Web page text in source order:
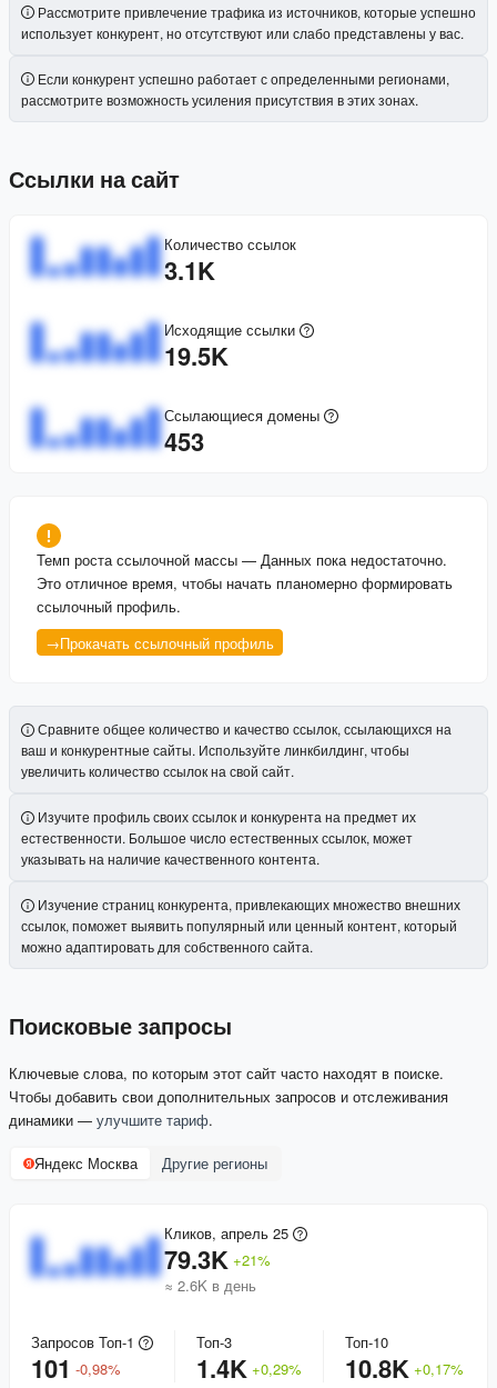
Рассмотрите привлечение трафика из источников, которые успешно
использует конкурент, но отсутствуют или слабо представлены у вас.
Если конкурент успешно работает с определенными регионами,
рассмотрите возможность усиления присутствия в этих зонах.
Ссылки на сайт
Количество ссылок
3.1K
Исходящие ссылки
19.5K
Ссылающиеся домены
453
Темп роста ссылочной массы — Данных пока недостаточно.
Это отличное время, чтобы начать планомерно формировать
ссылочный профиль.
→Прокачать ссылочный профиль
Сравните общее количество и качество ссылок, ссылающихся на
ваш и конкурентные сайты. Используйте линкбилдинг, чтобы
увеличить количество ссылок на свой сайт.
Изучите профиль своих ссылок и конкурента на предмет их
естественности. Большое число естественных ссылок, может
указывать на наличие качественного контента.
Изучение страниц конкурента, привлекающих множество внешних
ссылок, поможет выявить популярный или ценный контент, который
можно адаптировать для собственного сайта.
Поисковые запросы
Ключевые слова, по которым этот сайт часто находят в поиске.
Чтобы добавить свои дополнительных запросов и отслеживания
динамики — улучшите тариф.
Яндекс Москва Другие регионы
Кликов, апрель 25
79.3K +21%
≈ 2.6K в день
Запросов Топ-1
101 -0,98%
Топ-3
1.4K +0,29%
Топ-10
10.8K +0,17%